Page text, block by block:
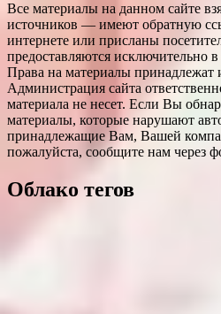
Все материалы на данном сайте
источников — имеют обратную
интернете или присланы
предоставляются исключительно
Права на материалы принадлежат
Администрация сайта
материала не несет. Если Вы
материалы, которые нарушают
принадлежащие Вам, Вашей
пожалуйста, сообщите нам через
Облако тегов